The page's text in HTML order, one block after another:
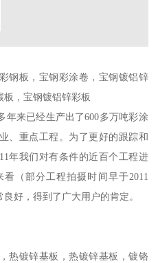
钢板，宝钢彩涂卷，宝钢镀铝锌
板，宝钢镀铝锌彩板
年来已经生产出了600多万吨彩涂
、重点工程。为了更好的跟踪和
年我们对有条件的近百个工程进
（部分工程拍摄时间早于2011
好，得到了广大用户的肯定。
热镀锌基板，热镀锌基板，镀铬